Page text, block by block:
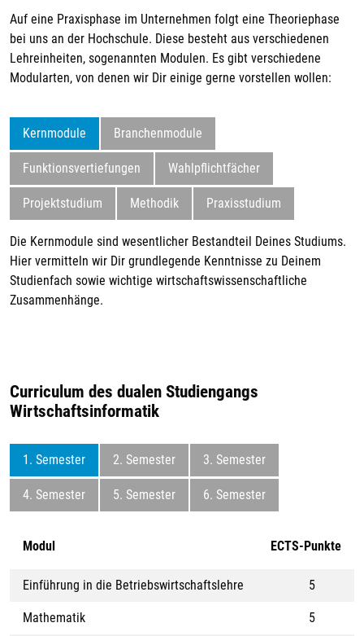
Auf eine Praxisphase im Unternehmen folgt eine Theoriephase
bei uns an der Hochschule. Diese besteht aus verschiedenen
Lehreinheiten, sogenannten Modulen. Es gibt verschiedene
Modularten, von denen wir Dir einige gerne vorstellen wollen:
Kernmodule Branchenmodule
Funktionsvertiefungen Wahlpflichtfächer
Projektstudium Methodik Praxisstudium
Die Kernmodule sind wesentlicher Bestandteil Deines Studiums.
Hier vermitteln wir Dir grundlegende Kenntnisse zu Deinem
Studienfach sowie wichtige wirtschaftswissenschaftliche
Zusammenhänge.
Curriculum des dualen Studiengangs
Wirtschaftsinformatik
1. Semester 2. Semester 3. Semester
4. Semester 5. Semester 6. Semester
Modul ECTS-Punkte
Einführung in die Betriebswirtschaftslehre 5
Mathematik 5